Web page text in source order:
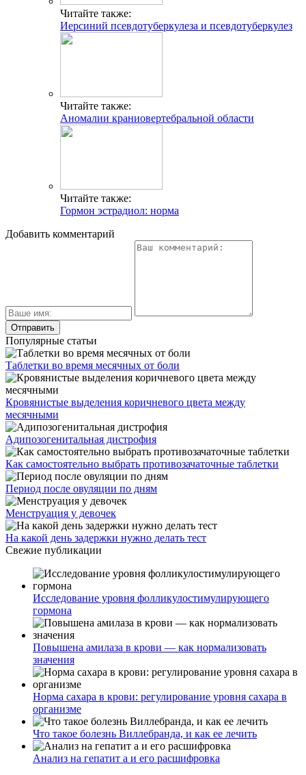
Читайте также:
Иерсиний псевдотуберкулеза и псевдотуберкулез
Читайте также:
Аномалии краниовертебральной области
Читайте также:
Гормон эстрадиол: норма
Добавить комментарий
Популярные статьи
Таблетки во время месячных от боли
Кровянистые выделения коричневого цвета между
месячными
Адипозогенитальная дистрофия
Как самостоятельно выбрать противозачаточные таблетки
Период после овуляции по дням
Менструация у девочек
На какой день задержки нужно делать тест
Свежие публикации
Исследование уровня фолликулостимулирующего
гормона
Повышена амилаза в крови — как нормализовать
значения
Норма сахара в крови: регулирование уровня сахара в
организме
Что такое болезнь Виллебранда, и как ее лечить
Анализ на гепатит а и его расшифровка